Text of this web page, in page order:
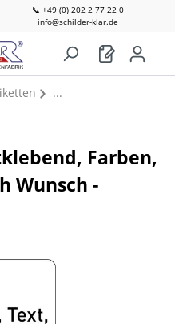
📞 +49 (0) 202 2 77 22 0
info@schilder-klar.de
Farben,
Wunsch -